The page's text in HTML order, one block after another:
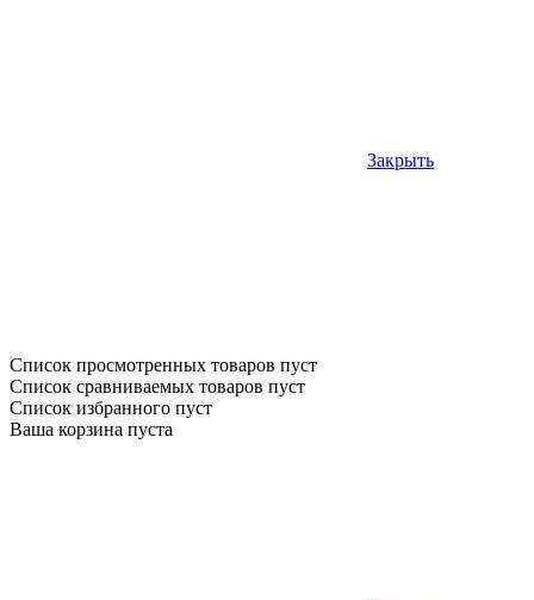
Закрыть
Список просмотренных товаров пуст
Список сравниваемых товаров пуст
Список избранного пуст
Ваша корзина пуста